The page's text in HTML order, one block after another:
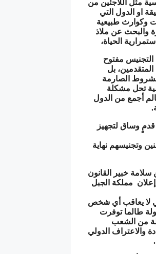
مثل اللاجئين من
او الدول التي
وكوارث طبيعية
والبحث عن ملاذ
الحياة،
التجنيس مفتوح
بل
الصارمة
تحل مشكلة
أجمع من الدول
وساق لتجهيز
وتجنيسهم نهاية
سلامة خبير القانون
مملكة الجبل
لا يعاقب أي شخص
طالما توفرت
من الشعب
والاعتراف الدولي